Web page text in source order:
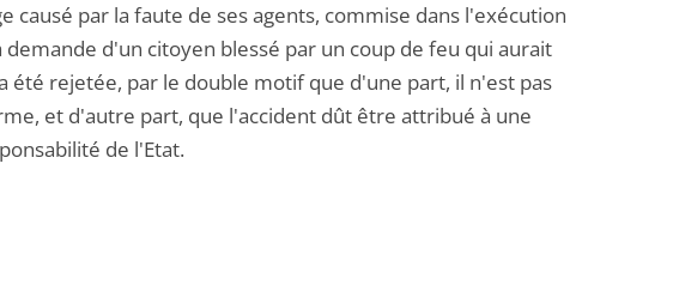
par la faute de ses agents, commise dans l'exécution
demande d'un citoyen blessé par un coup de feu qui aurait
rejetée, par le double motif que d'une part, il n'est pas
et d'autre part, que l'accident dût être attribué à une
de l'Etat.